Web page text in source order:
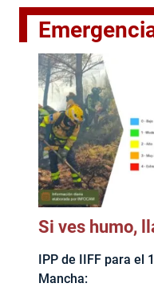
Si ves humo,
IPP de IIFF para el
Mancha: